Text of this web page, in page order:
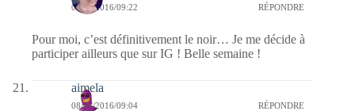
08/08/2016/09:22 RÉPONDRE
Pour moi, c’est définitivement le noir… Je me décide à
participer ailleurs que sur IG ! Belle semaine !
aimela
08/08/2016/09:04 RÉPONDRE